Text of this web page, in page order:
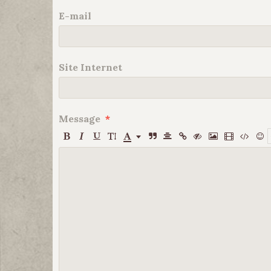
E-mail
Site Internet
Message